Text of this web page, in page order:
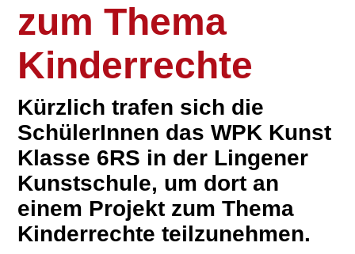
zum Thema
Kinderrechte
Kürzlich trafen sich die
SchülerInnen das WPK Kunst
Klasse 6RS in der Lingener
Kunstschule, um dort an
einem Projekt zum Thema
Kinderrechte teilzunehmen.